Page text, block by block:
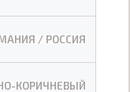
/ РОССИЯ
КОРИЧНЕВЫЙ